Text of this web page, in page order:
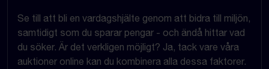
Se till att bli en vardagshjälte genom att bidra till miljön,
samtidigt som du sparar pengar - och ändå hittar vad
du söker. Är det verkligen möjligt? Ja, tack vare våra
auktioner online kan du kombinera alla dessa faktorer.